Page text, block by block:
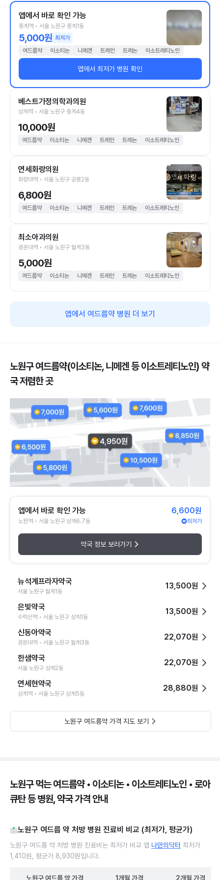
앱에서 바로 확인 가능
중계역 • 서울 노원구 중계1동
5,000원 최저가
여드름약
이소티논 니메겐 트레인 트레논 이소트레티노인
앱에서 최저가 병원 확인
베스트가정의학과의원
상계역 • 서울 노원구 중계4동
10,000원
여드름약 이소티논 니메겐 트레인 트레논 이소트레티노인
연세화랑의원
화랑대역 • 서울 노원구 공릉2동
6,800원
여드름약 이소티논 니메겐 트레인 트레논 이소트레티노인
최소아과의원
광운대역 • 서울 노원구 월계3동
5,000원
여드름약 이소티논 니메겐 트레인 트레논 이소트레티노인
앱에서 여드름약 병원 더 보기
노원구 여드름약(이소티논, 니메겐 등 이소트레티노인) 약
국 저렴한 곳
앱에서 바로 확인 가능
노원역 • 서울 노원구 상계6.7동
6,600원
최저가
약국 정보 보러가기
뉴석계프라자약국
서울 노원구 월계1동
13,500원
은빛약국
수락산역 • 서울 노원구 상계1동
13,500원
신동아약국
광운대역 • 서울 노원구 월계3동
22,070원
한샘약국
서울 노원구 상계2동
22,070원
연세현약국
상계역 • 서울 노원구 상계5동
28,880원
노원구 여드름약 가격 지도 보기
노원구 먹는 여드름약 • 이소티논 • 이소트레티노인 • 로아
큐탄 등 병원, 약국 가격 안내
노원구 여드름 약 처방 병원 진료비 비교 (최저가, 평균가)
노원구 여드름 약 처방 병원 진료비는 최저가 비교 앱 나만의닥터 최저가
1,410원, 평균가 8,930원입니다.
노원구 여드름 약가격 1개월 가격 2개월 가격